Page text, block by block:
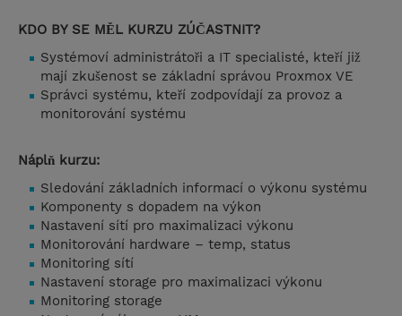
KDO BY SE MĚL KURZU ZÚČASTNIT?
Systémoví administrátoři a IT specialisté, kteří již
mají zkušenost se základní správou Proxmox VE
Správci systému, kteří zodpovídají za provoz a
monitorování systému
Náplň kurzu:
Sledování základních informací o výkonu systému
Komponenty s dopadem na výkon
Nastavení sítí pro maximalizaci výkonu
Monitorování hardware – temp, status
Monitoring sítí
Nastavení storage pro maximalizaci výkonu
Monitoring storage